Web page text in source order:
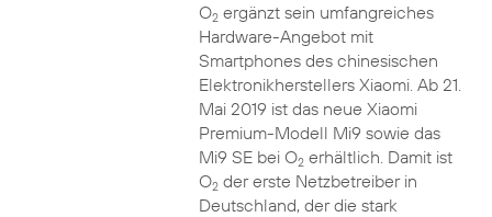
O2ergänzt sein umfangreiches
Hardware-Angebot mit
Smartphones des chinesischen
Elektronikherstellers Xiaomi. Ab 21.
Mai 2019 ist das neue Xiaomi
Premium-Modell Mi9 sowie das
Mi9 SE bei O2erhältlich. Damit ist
O2der erste Netzbetreiber in
Deutschland, der die stark